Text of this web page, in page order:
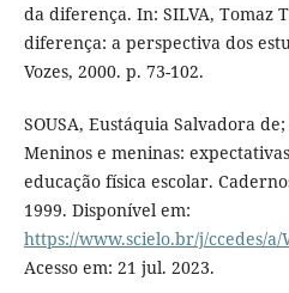
da diferença. In: SILVA, Tomaz
diferença: a perspectiva dos
Vozes, 2000. p. 73-102.
SOUSA, Eustáquia Salvadora
Meninos e meninas:
educação física escolar.
1999. Disponível em:
https://www.scielo.br/j/ccedes/a/
Acesso em: 21 jul. 2023.